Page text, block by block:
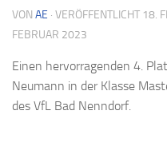
VON AE · VERÖFFENTLICHT 18.
FEBRUAR 2023
Einen hervorragenden 4.
Neumann in der Klasse
des VfL Bad Nenndorf.